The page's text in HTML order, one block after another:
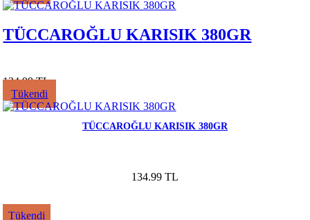
TÜCCAROĞLU KARISIK 380GR
134.99 TL
Tükendi
TÜCCAROĞLU KARISIK 380GR
134.99 TL
Tükendi